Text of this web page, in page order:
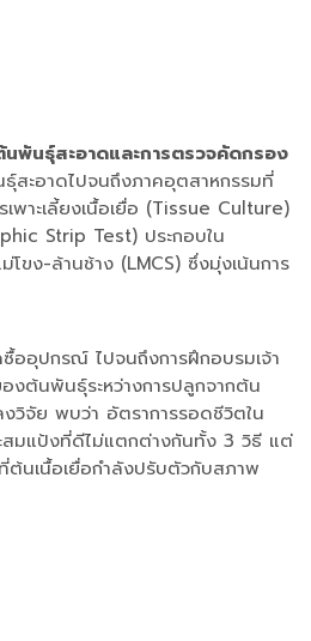
นพันธุ์สะอาดและการตรวจคัดกรอง
สะอาดไปจนถึงภาคอุตสาหกรรมที่
าะเลี้ยงเนื้อเยื่อ (Tissue Culture)
Strip Test) ประกอบใน
ขง-ล้านช้าง (LMCS) ซึ่งมุ่งเน้นการ
ออุปกรณ์ ไปจนถึงการฝึกอบรมเจ้า
งต้นพันธุ์ระหว่างการปลูกจากต้น
วิจัย พบว่า อัตราการรอดชีวิตใน
สมแป้งที่ดีไม่แตกต่างกันทั้ง 3 วิธี แต่
ต้นเนื้อเยื่อกำลังปรับตัวกับสภาพ